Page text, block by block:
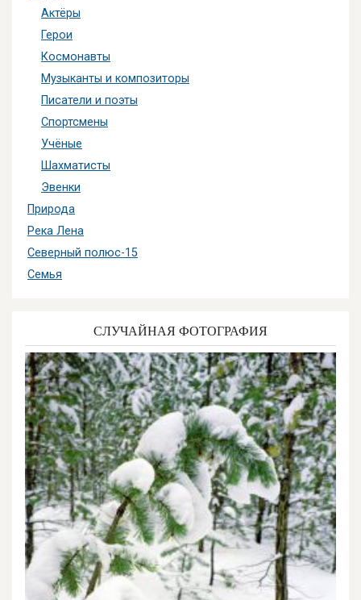
Актёры
Герои
Космонавты
Музыканты и композиторы
Писатели и поэты
Спортсмены
Учёные
Шахматисты
Эвенки
Природа
Река Лена
Северный полюс-15
Семья
СЛУЧАЙНАЯ ФОТОГРАФИЯ